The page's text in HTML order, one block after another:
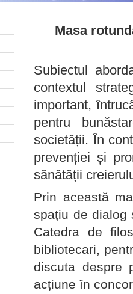
Masa
Subiectul
contextul
important,
pentru
societății. În
prevenției și
sănătății
Prin această
spațiu de dialog
Catedra de
bibliotecari,
discuta despre
acțiune în